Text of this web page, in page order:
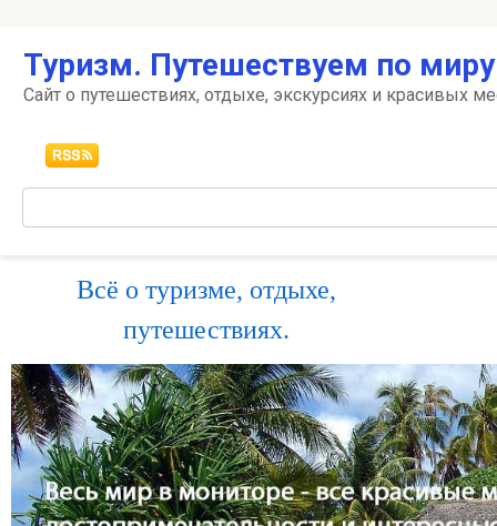
контенту
Туризм. Путешествуем по
Сайт о путешествиях, отдыхе, экскурсиях и красивых
Всё о туризме, отдыхе,
путешествиях.